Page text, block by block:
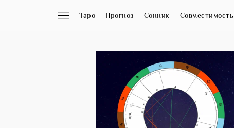
Таро Прогноз Сонник Совместимость